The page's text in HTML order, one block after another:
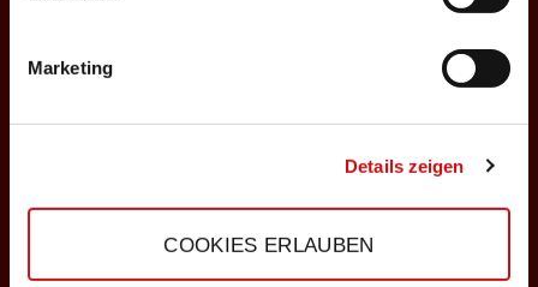
Marketing
Details zeigen
COOKIES ERLAUBEN
Sonntag, 18:00 Uhr
Einlass: 16:30